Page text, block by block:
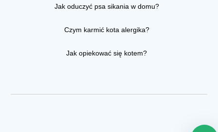
Jak oduczyć psa sikania w domu?
Czym karmić kota alergika?
Jak opiekować się kotem?